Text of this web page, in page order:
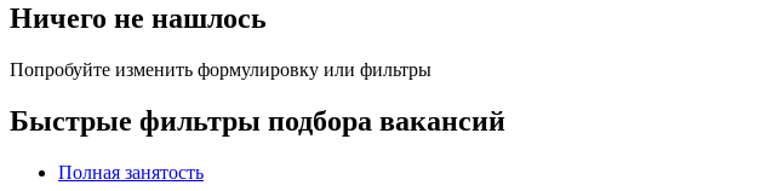
Ничего не нашлось
Попробуйте изменить формулировку или фильтры
Быстрые фильтры подбора вакансий
Полная занятость